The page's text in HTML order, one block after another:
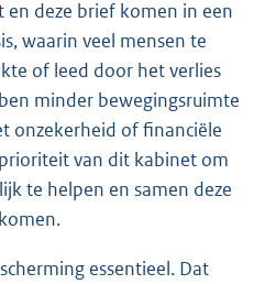
deze brief komen in een
waarin veel mensen te
of leed door het verlies
minder bewegingsruimte
onzekerheid of financiële
van dit kabinet om
te helpen en samen deze
essentieel. Dat